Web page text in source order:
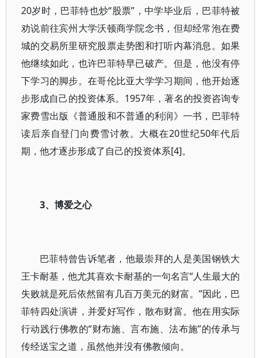
20岁时，巴菲特也炒“股票”，中学毕业后，巴菲特被
劝说前往宾州大学沃顿商学院念书，但却经常泡在费
城的交易所里研究股票走势图和打听内幕消息。如果
他继续如此，也许巴菲特早已破产。但是，他没有停
下学习的脚步。在哥伦比亚大学学习期间，他开始逐
步形成自己的投资体系。1957年，著名的投资咨询专
家费雪出版《普通股和不普通的利润》一书，巴菲特
读后亲自登门向费雪讨教。大概在20世纪50年代后
期，他才逐步形成了自己的投资体系[4]。
3、博爱之心
巴菲特曾告诉笔者，他最崇拜的人是美国钢铁大
王卡耐基，他尤其喜欢卡耐基的一句名言“人生最大的
失败就是死后依然留有几百万美元的财富。”因此，巴
菲特四处演讲，并爱好写作，散布财富。他在用实际
行动践行佛教的“财布施、言布施、法布施”的传承与
传经送宝之道，虽然他并没有佛教倾向。